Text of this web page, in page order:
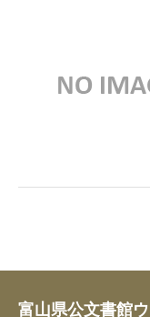
富山県公文書館